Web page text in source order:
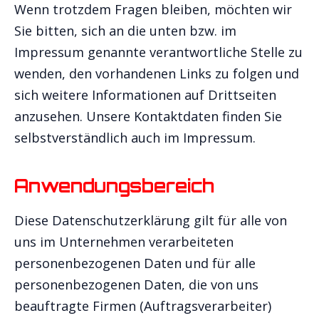
Wenn trotzdem Fragen bleiben, möchten wir
Sie bitten, sich an die unten bzw. im
Impressum genannte verantwortliche Stelle zu
wenden, den vorhandenen Links zu folgen und
sich weitere Informationen auf Drittseiten
anzusehen. Unsere Kontaktdaten finden Sie
selbstverständlich auch im Impressum.
Anwendungsbereich
Diese Datenschutzerklärung gilt für alle von
uns im Unternehmen verarbeiteten
personenbezogenen Daten und für alle
personenbezogenen Daten, die von uns
beauftragte Firmen (Auftragsverarbeiter)